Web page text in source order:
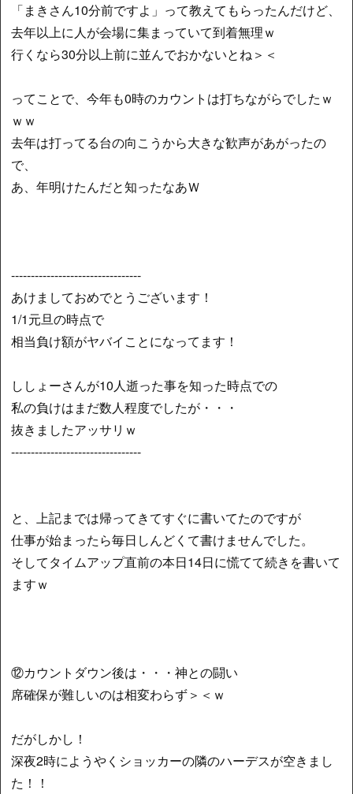
「まきさん10分前ですよ」って教えてもらったんだけど、
去年以上に人が会場に集まっていて到着無理ｗ
行くなら30分以上前に並んでおかないとね＞＜
ってことで、今年も0時のカウントは打ちながらでしたｗ
ｗｗ
去年は打ってる台の向こうから大きな歓声があがったの
で、
あ、年明けたんだと知ったなあＷ
---------------------------------
あけましておめでとうございます！
1/1元旦の時点で
相当負け額がヤバイことになってます！
ししょーさんが10人逝った事を知った時点での
私の負けはまだ数人程度でしたが・・・
抜きましたアッサリｗ
---------------------------------
と、上記までは帰ってきてすぐに書いてたのですが
仕事が始まったら毎日しんどくて書けませんでした。
そしてタイムアップ直前の本日14日に慌てて続きを書いて
ますｗ
⑫カウントダウン後は・・・神との闘い
席確保が難しいのは相変わらず＞＜ｗ
だがしかし！
深夜2時にようやくショッカーの隣のハーデスが空きまし
た！！